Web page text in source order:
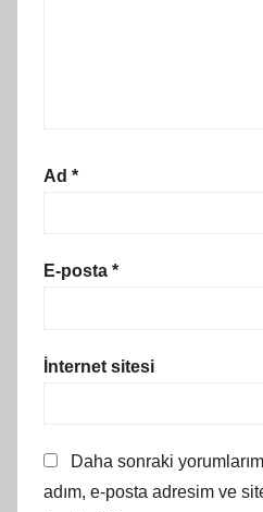
Ad *
E-posta *
İnternet sitesi
Daha sonraki
adım, e-posta adresim ve